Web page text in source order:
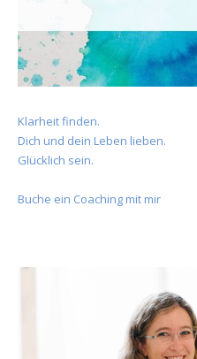
Klarheit finden.
Dich und dein Leben lieben.
Glücklich sein.
Buche ein Coaching mit mir